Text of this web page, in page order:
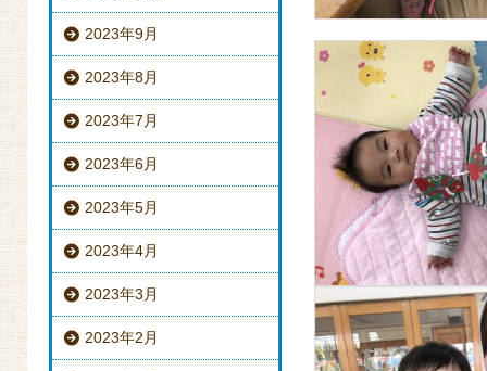
2023年9月
2023年8月
2023年7月
2023年6月
2023年5月
2023年4月
2023年3月
2023年2月